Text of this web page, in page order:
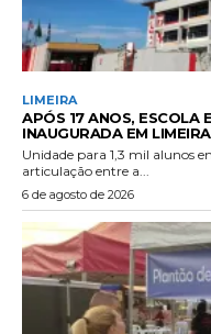
LIMEIRA
APÓS 17 ANOS, ESCOLA
INAUGURADA EM LIMEIRA
Unidade para 1,3 mil alunos
articulação entre a...
6 de agosto de 2026